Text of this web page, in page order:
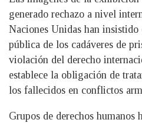
generado rechazo a nivel
Naciones Unidas han
pública de los cadáveres de
violación del derecho
establece la obligación de
los fallecidos en conflictos
Grupos de derechos humanos